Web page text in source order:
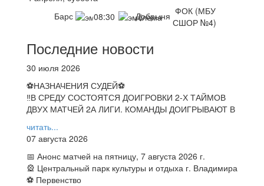
Барс
08:30 Добрыня ФОК (МБУ
СШОР №4)
Последние новости
30 июля 2026
⚽НАЗНАЧЕНИЯ СУДЕЙ⚽
‼В СРЕДУ СОСТОЯТСЯ ДОИГРОВКИ 2-Х ТАЙМОВ
ДВУХ МАТЧЕЙ 2А ЛИГИ. КОМАНДЫ ДОИГРЫВАЮТ В
читать...
07 августа 2026
📅 Анонс матчей на пятницу, 7 августа 2026 г.
🎡 Центральный парк культуры и отдыха г. Владимира
⚽ Первенство